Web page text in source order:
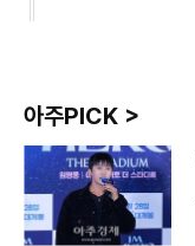
아주PICK >